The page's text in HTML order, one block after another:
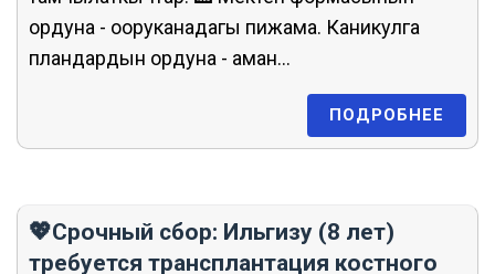
ордуна - ооруканадагы пижама. Каникулга
пландардын ордуна - аман...
ПОДРОБНЕЕ
💖Срочный сбор: Ильгизу (8 лет)
требуется трансплантация костного